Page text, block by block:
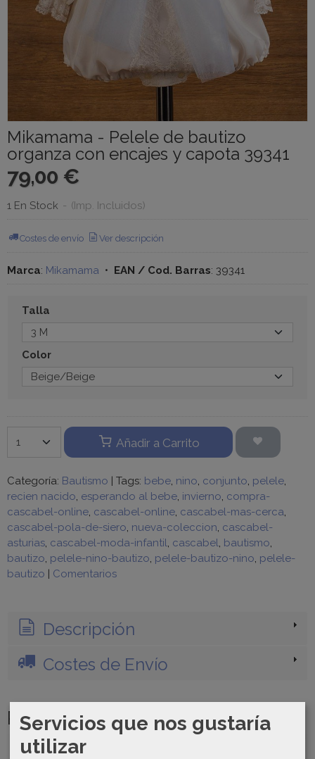
Mikamama - Pelele de bautizo
organza con encajes y capota 39341
79,00 €
1 En Stock - (Imp. Incluidos)
Costes de envío Ver descripción
Marca: Mikamama • EAN / Cod. Barras: 39341
Talla
Color
Añadir a Carrito
Categoría: Bautismo | Tags: bebe nino conjunto pelele
recien nacido esperando al bebe invierno compra-
cascabel-online cascabel-online cascabel-mas-cerca
cascabel-pola-de-siero nueva-coleccion cascabel-
asturias cascabel-moda-infantil cascabel bautismo
bautizo pelele-nino-bautizo pelele-bautizo-nino pelele-
bautizo | Comentarios
Descripción
Costes de Envío
Productos Relacionados
Servicios que nos gustaría
utilizar